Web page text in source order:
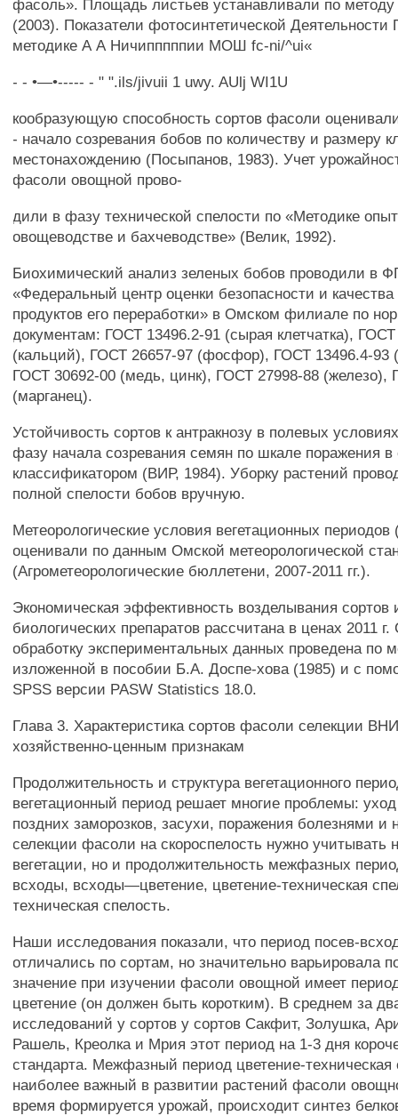
фасоль». Площадь листьев устанавливали по методу
(2003). Показатели фотосинтетической
методике А А Ничипппппии МОШ fc-ni/^ui«
- - •—•----- - " ".ils/jivuii 1 uwy. AUlj WI1U
кообразующую способность сортов фасоли
- начало созревания бобов по количеству и размеру
местонахождению (Посыпанов, 1983). Учет
фасоли овощной прово-
дили в фазу технической спелости по «Методике
овощеводстве и бахчеводстве» (Велик, 1992).
Биохимический анализ зеленых бобов проводили в
«Федеральный центр оценки безопасности и качества
продуктов его переработки» в Омском филиале по
документам: ГОСТ 13496.2-91 (сырая клетчатка),
(кальций), ГОСТ 26657-97 (фосфор), ГОСТ 13496.4-93
ГОСТ 30692-00 (медь, цинк), ГОСТ 27998-88 (железо),
(марганец).
Устойчивость сортов к антракнозу в полевых
фазу начала созревания семян по шкале поражения в
классификатором (ВИР, 1984). Уборку растений
полной спелости бобов вручную.
Метеорологические условия вегетационных периодов
оценивали по данным Омской метеорологической
(Агрометеорологические бюллетени, 2007-2011 гг.).
Экономическая эффективность возделывания сортов
биологических препаратов рассчитана в ценах 2011
обработку экспериментальных данных проведена по
изложенной в пособии Б.А. Доспе-хова (1985) и с
SPSS версии PASW Statistics 18.0.
Глава 3. Характеристика сортов фасоли селекции
хозяйственно-ценным признакам
Продолжительность и структура вегетационного
вегетационный период решает многие проблемы:
поздних заморозков, засухи, поражения болезнями
селекции фасоли на скороспелость нужно учитывать
вегетации, но и продолжительность межфазных
всходы, всходы—цветение, цветение-техническая
техническая спелость.
Наши исследования показали, что период посев-
отличались по сортам, но значительно варьировала
значение при изучении фасоли овощной имеет
цветение (он должен быть коротким). В среднем за
исследований у сортов у сортов Сакфит, Золушка,
Рашель, Креолка и Мрия этот период на 1-3 дня
стандарта. Межфазный период цветение-техническая
наиболее важный в развитии растений фасоли
время формируется урожай, происходит синтез